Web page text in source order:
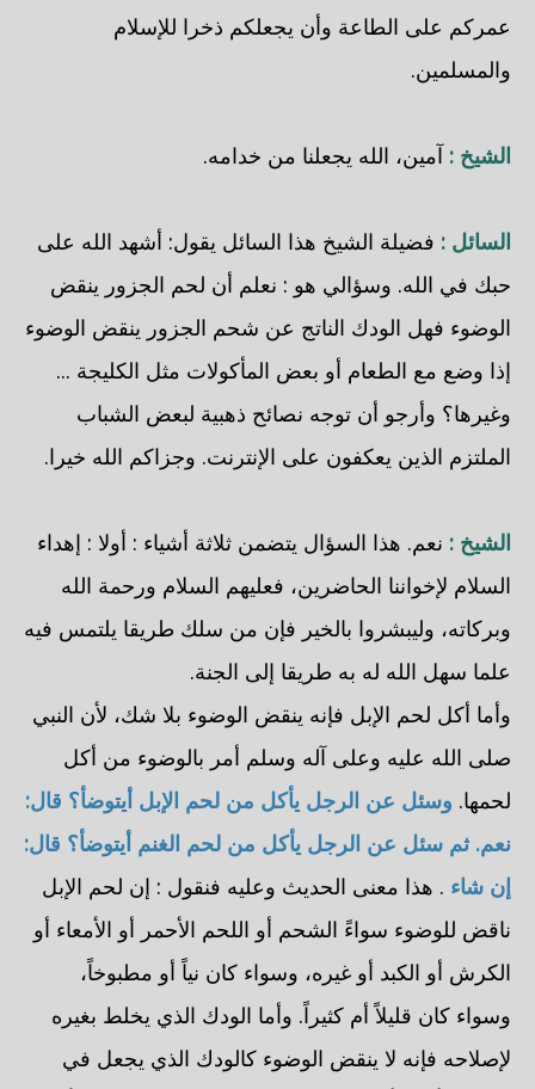
عمركم على الطاعة وأن يجعلكم ذخرا للإسلام
والمسلمين.
الشيخ : آمين، الله يجعلنا من خدامه.
السائل : فضيلة الشيخ هذا السائل يقول: أشهد الله على
حبك في الله. وسؤالي هو : نعلم أن لحم الجزور ينقض
الوضوء فهل الودك الناتج عن شحم الجزور ينقض الوضوء
إذا وضع مع الطعام أو بعض المأكولات مثل الكليجة ...
وغيرها؟ وأرجو أن توجه نصائح ذهبية لبعض الشباب
الملتزم الذين يعكفون على الإنترنت. وجزاكم الله خيرا.
الشيخ : نعم. هذا السؤال يتضمن ثلاثة أشياء : أولا : إهداء
السلام لإخواننا الحاضرين، فعليهم السلام ورحمة الله
وبركاته، وليبشروا بالخير فإن من سلك طريقا يلتمس فيه
علما سهل الله له به طريقا إلى الجنة.
وأما أكل لحم الإبل فإنه ينقض الوضوء بلا شك، لأن النبي
صلى الله عليه وعلى آله وسلم أمر بالوضوء من أكل
لحمها. وسئل عن الرجل يأكل من لحم الإبل أيتوضأ؟ قال:
نعم. ثم سئل عن الرجل يأكل من لحم الغنم أيتوضأ؟ قال:
إن شاء . هذا معنى الحديث وعليه فنقول : إن لحم الإبل
ناقض للوضوء سواءً الشحم أو اللحم الأحمر أو الأمعاء أو
الكرش أو الكبد أو غيره، وسواء كان نياً أو مطبوخاً،
وسواء كان قليلاً أم كثيراً. وأما الودك الذي يخلط بغيره
لإصلاحه فإنه لا ينقض الوضوء كالودك الذي يجعل في